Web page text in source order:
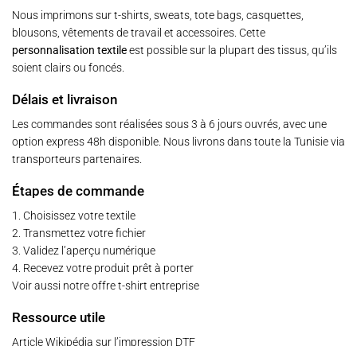
Nous imprimons sur t-shirts, sweats, tote bags, casquettes,
blousons, vêtements de travail et accessoires. Cette
personnalisation textileest possible sur la plupart des tissus, qu’ils
soient clairs ou foncés.
Délais et livraison
Les commandes sont réalisées sous 3 à 6 jours ouvrés, avec une
option express 48h disponible. Nous livrons dans toute la Tunisie via
transporteurs partenaires.
Étapes de commande
1. Choisissez votre textile
2. Transmettez votre fichier
3. Validez l’aperçu numérique
4. Recevez votre produit prêt à porter
Voir aussi notre offre t-shirt entreprise
Ressource utile
Article Wikipédia sur l’impression DTF